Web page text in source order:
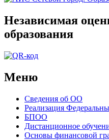
Независимая
образования
Меню
Сведения об ОО
Реализация
БПОО
Дистанционное
Основы финансовой